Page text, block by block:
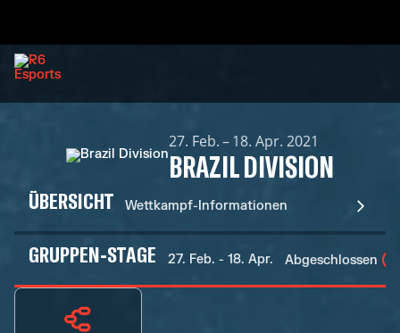
27. Feb. – 18. Apr. 2021
BRAZIL DIVISION
ÜBERSICHT Wettkampf-Informationen
GRUPPEN-STAGE 27. Feb. - 18. Apr. Abgeschlossen